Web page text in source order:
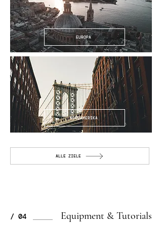
EUROPA
NORDAMERIKA
ALLE ZIELE
Equipment & Tutorials
/ 04